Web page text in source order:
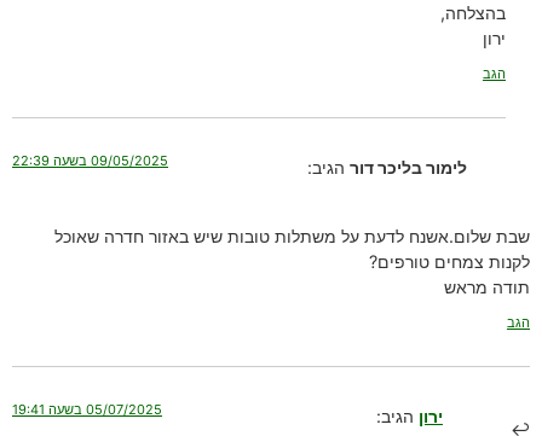
בהצלחה,
ירון
הגב
לימור בליכר דור הגיב: 09/05/2025 בשעה 22:39
שבת שלום.אשנח לדעת על משתלות טובות שיש באזור חדרה שאוכל
לקנות צמחים טורפים?
תודה מראש
הגב
ירון הגיב: 05/07/2025 בשעה 19:41